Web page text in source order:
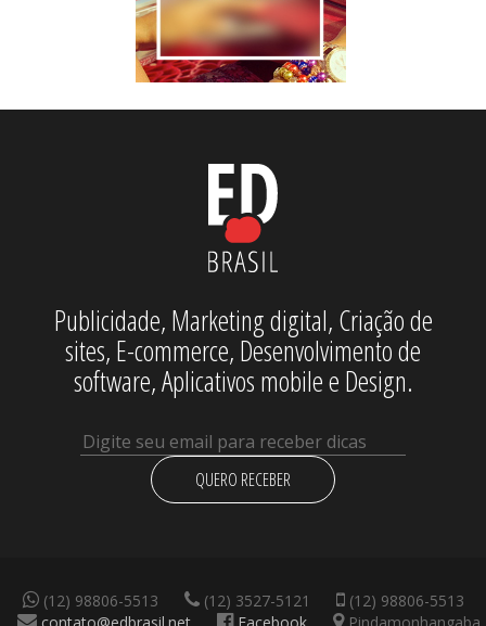
Publicidade, Marketing digital, Criação de
sites, E-commerce, Desenvolvimento de
software, Aplicativos mobile e Design.
QUERO RECEBER
(12) 98806-5513 (12) 3527-5121
(12) 98806-5513
contato@edbrasil.net
Facebook Pindamonhangaba